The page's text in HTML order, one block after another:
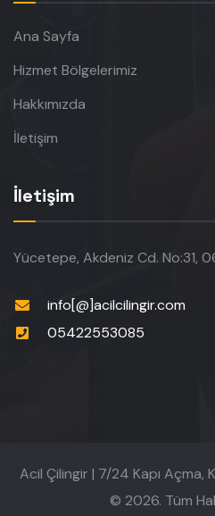
Ana Sayfa
Hizmet Bölgelerimiz
Hakkımızda
İletişim
İletişim
Yücetepe, Akdeniz Cd. No:31,
info[@]acilcilingir.com
05422553085
Acil Çilingir | 7/24 Kapı Açma,
© 2026. Tüm